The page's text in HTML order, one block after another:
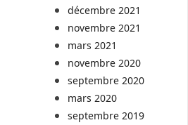
décembre 2021
novembre 2021
mars 2021
novembre 2020
septembre 2020
mars 2020
septembre 2019